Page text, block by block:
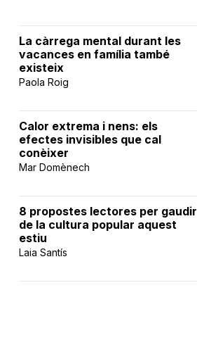
La càrrega mental durant les
vacances en família també
existeix
Paola Roig
Calor extrema i nens: els
efectes invisibles que cal
conèixer
Mar Domènech
8 propostes lectores per gaudir
de la cultura popular aquest
estiu
Laia Santís